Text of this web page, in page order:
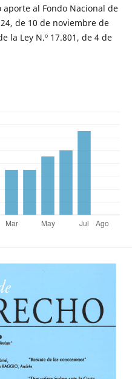
al Fondo Nacional de
de 10 de noviembre de
la Ley N.º 17.801, de 4 de